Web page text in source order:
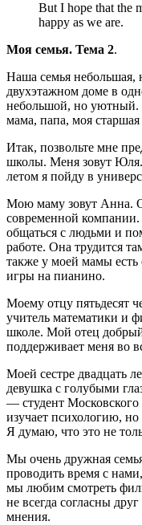
But I hope that the
happy as we are.
Моя семья. Тема 2.
Наша семья
двухэтажном доме в
небольшой, но уютный.
мама, папа, моя старшая
Итак, позвольте мне
школы. Меня зовут
летом я пойду в
Мою маму зовут Анна.
современной
общаться с людьми и
работе. Она трудится
также у моей мамы есть
игры на пианино.
Моему отцу пятьдесят
учитель математики и
школе. Мой отец
поддерживает меня во
Моей сестре двадцать
девушка с голубыми
— студент
изучает психологию,
Я думаю, что это не
Мы очень дружная
проводить время с
мы любим смотреть
не всегда согласны
мнения.